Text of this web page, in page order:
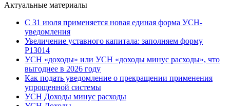
Актуальные материалы
С 31 июля применяется новая единая форма УСН-
уведомления
Увеличение уставного капитала: заполняем форму
Р13014
УСН «доходы» или УСН «доходы минус расходы», что
выгоднее в 2026 году
Как подать уведомление о прекращении применения
упрощенной системы
УСН Доходы минус расходы